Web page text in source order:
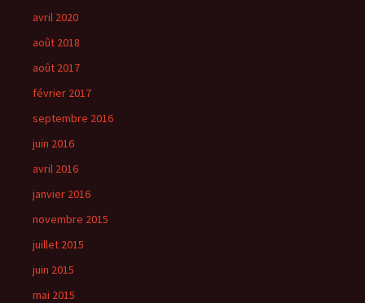
avril 2020
août 2018
août 2017
février 2017
septembre 2016
juin 2016
avril 2016
janvier 2016
novembre 2015
juillet 2015
juin 2015
mai 2015